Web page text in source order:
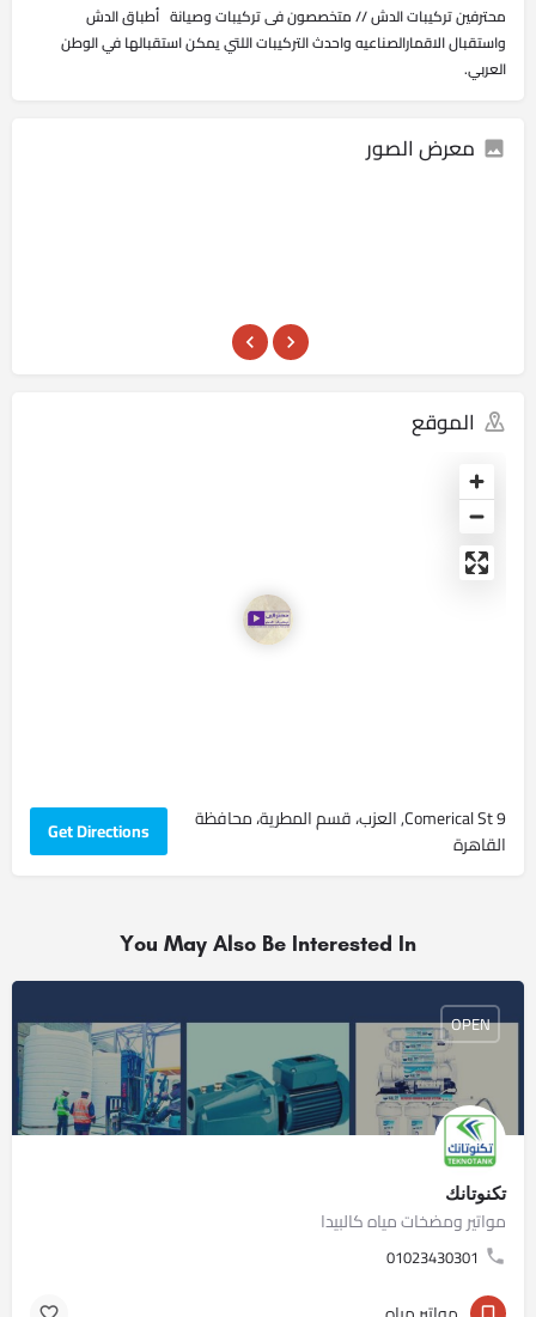
محترفين تركيبات الدش // متخصصون فى تركيبات وصيانة أطباق الدش
واستقبال الاقمارالصناعيه واحدث التركيبات اللتي يمكن استقبالها في الوطن
العربي.
معرض الصور
الموقع
9 Comerical St, العزب، قسم المطرية، محافظة
القاهرة‬
Get Directions
You May Also Be Interested In
تكنوتانك
مواتير ومضخات مياه كالبيدا
01023430301
OPEN